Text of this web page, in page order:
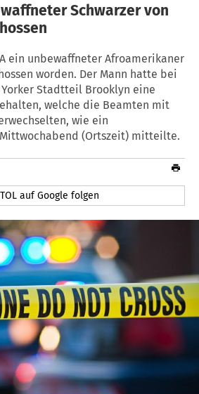
Schwarzer von
ein unbewaffneter Afroamerikaner
worden. Der Mann hatte bei
Stadtteil Brooklyn eine
welche die Beamten mit
wie ein
(Ortszeit) mitteilte.
auf Google folgen